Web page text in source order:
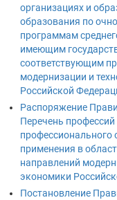
организациях и
образования по
программам
имеющим
соответствующим
модернизации и
Российской
Распоряжение
Перечень профессий
профессионального
применения в
направлений
экономики
Постановление